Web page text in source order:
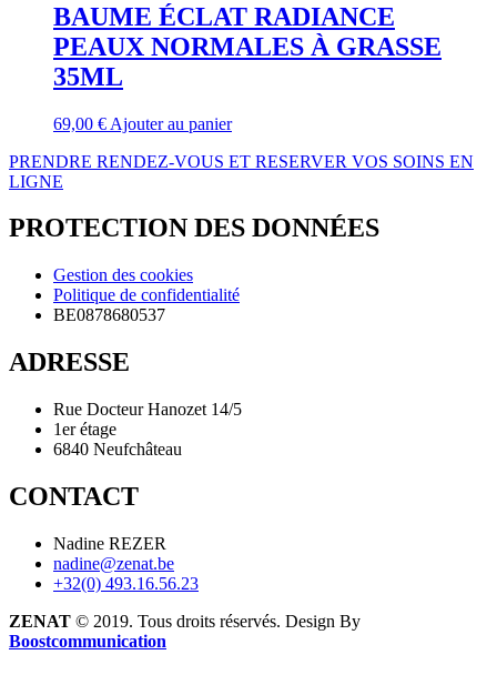
BAUME ÉCLAT RADIANCE
PEAUX NORMALES À GRASSE
35ML
69,00 € Ajouter au panier
PRENDRE RENDEZ-VOUS ET RESERVER VOS SOINS EN
LIGNE
PROTECTION DES DONNÉES
Gestion des cookies
Politique de confidentialité
BE0878680537
ADRESSE
Rue Docteur Hanozet 14/5
1er étage
6840 Neufchâteau
CONTACT
Nadine REZER
nadine@zenat.be
+32(0) 493.16.56.23
ZENAT © 2019. Tous droits réservés. Design By
Boostcommunication